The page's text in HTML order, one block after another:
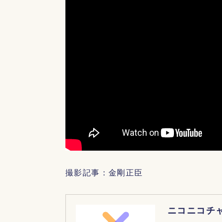
撮影記事：金剛正臣
ニコニコチ